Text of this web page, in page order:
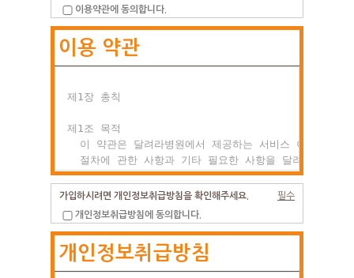
이용약관에 동의합니다.
이용 약관
제1장 총칙
제1조 목적
  이 약관은 달려라병원에서 제공하는 서비스 이용조건 및
절차에 관한 사항과 기타 필요한 사항을 달려라병원과(
이용자의 권리, 의미 및 책임사항 등을 규정함을 목적
  합니다.
제2조 약관의 효력과 변경
(1) 이 약관은 이용자에게 공시함으로서 효력이 발생
(2) 달려라병원는 사정 변경의 경우와 영업상 중요사유
필수
가입하시려면 개인정보취급방침을 확인해주세요.
개인정보취급방침에 동의합니다.
개인정보취급방침